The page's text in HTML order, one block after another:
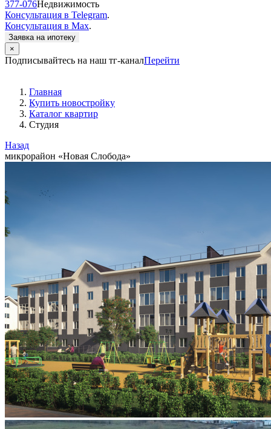
377-076Недвижимость
Консультация в Telegram.
Консультация в Max.
Заявка на ипотеку
×
Подписывайтесь на наш тг-каналПерейти
Главная
Купить новостройку
Каталог квартир
Студия
Назад
микрорайон «Новая Слобода»